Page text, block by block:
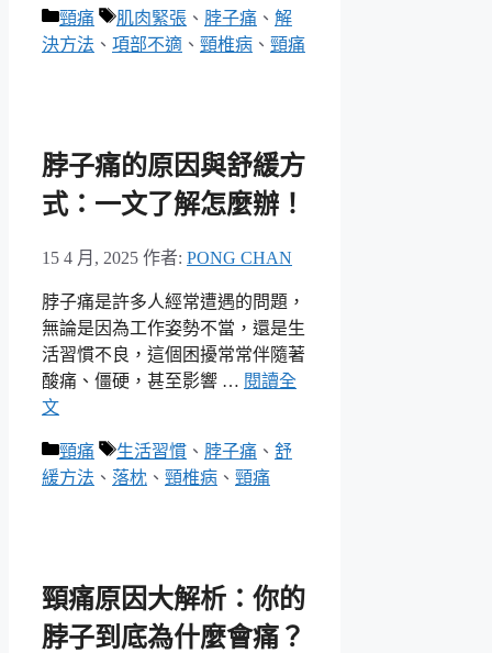
分
類
頸痛
標
籤
肌肉緊張 、 脖子痛 、 解
決方法 、 項部不適 、 頸椎病 、 頸痛
脖子痛的原因與舒緩方
式：一文了解怎麼辦！
15 4 月, 2025 作者: PONG CHAN
脖子痛是許多人經常遭遇的問題，
無論是因為工作姿勢不當，還是生
活習慣不良，這個困擾常常伴隨著
酸痛、僵硬，甚至影響 … 閱讀全
文
分
類
頸痛
標
籤
生活習慣 、 脖子痛 、 舒
緩方法 、 落枕 、 頸椎病 、 頸痛
頸痛原因大解析：你的
脖子到底為什麼會痛？